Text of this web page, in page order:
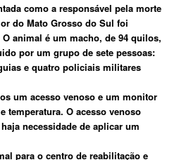
como a responsável pela morte
do Mato Grosso do Sul foi
animal é um macho, de 94 quilos,
por um grupo de sete pessoas:
e quatro policiais militares
um acesso venoso e um monitor
temperatura. O acesso venoso
necessidade de aplicar um
para o centro de reabilitação e